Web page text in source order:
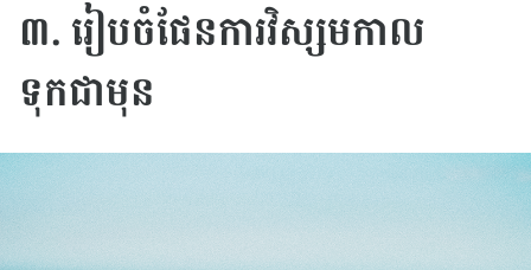
៣. រៀបចំផែនការវិស្សមកាល
ទុកជាមុន